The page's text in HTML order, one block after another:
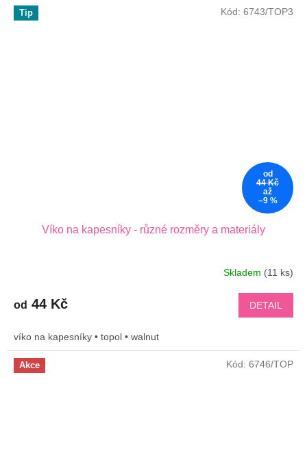
Tip
od
44 Kč
až
–9 %
Víko na kapesníky - různé rozměry a materiály
Skladem (11 ks)
od 44 Kč DETAIL
víko na kapesníky • topol • walnut
Kód: 6743/TOP3
Akce Kód: 6746/TOP